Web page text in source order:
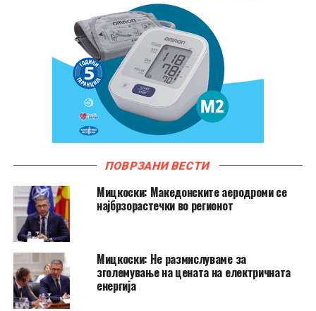
ПОВРЗАНИ ВЕСТИ
Мицкоски: Македонските аеродроми се
најбрзорастечки во регионот
Мицкоски: Не размислуваме за
зголемување на цената на електричната
енергија